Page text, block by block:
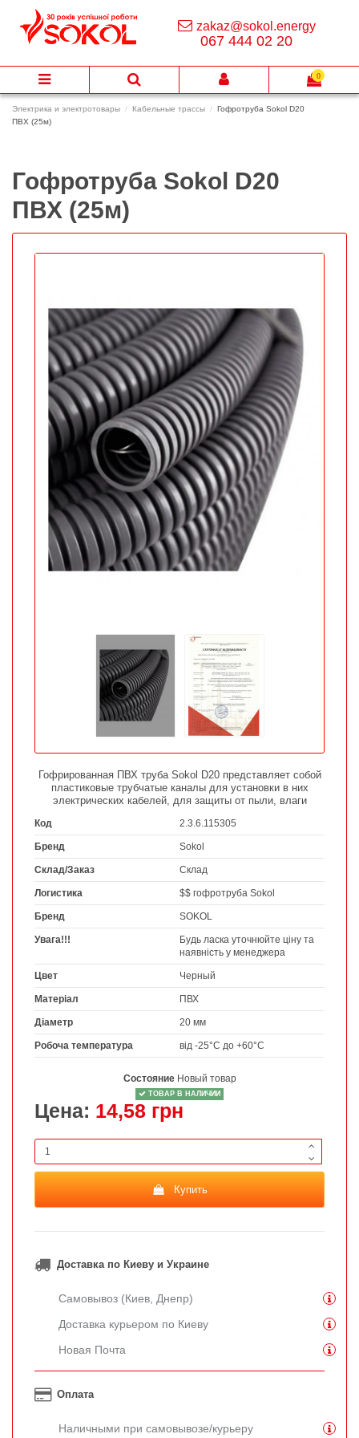
Электрика и электротовары Кабельные трассы
Гофротруба Sokol D20
ПВХ (25м)
Гофротруба Sokol D20
ПВХ (25м)
Гофрированная ПВХ труба Sokol D20 представляет собой
пластиковые трубчатые каналы для установки в них
электрических кабелей, для защиты от пыли, влаги
Код 2.3.6.115305
Бренд Sokol
Склад/Заказ Склад
Логистика $$ гофротруба Sokol
Бренд SOKOL
Увага!!!
Будь ласка уточнюйте ціну та
наявність у менеджера
Цвет Черный
Матеріал ПВХ
Діаметр 20 мм
Робоча температура від -25°С до +60°С
Состояние Новый товар
ТОВАР В НАЛИЧИИ
Цена: 14,58 грн
Купить
Доставка по Киеву и Украине
Самовывоз (Киев, Днепр)
Доставка курьером по Киеву
Новая Почта
Оплата
Наличными при самовывозе/курьеру
zakaz@sokol.energy
067 444 02 20
0